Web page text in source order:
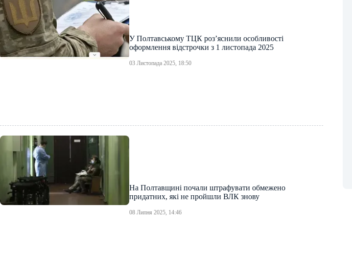
У Полтавському ТЦК роз’яснили особливості
оформлення відстрочки з 1 листопада 2025
03 Листопада 2025, 18:50
На Полтавщині почали штрафувати обмежено
придатних, які не пройшли ВЛК знову
08 Липня 2025, 14:46